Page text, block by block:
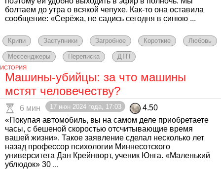
болтаем до утра о всякой чепухе. Как-то она оставила
сообщение: «Серёжа, не садись сегодня в синюю ...
Крипи Заступники Загробное Короткие Любовь
Мессенджеры Переписка ДТП
ИСТОРИЯ
Машины-убийцы: за что машины
мстят человечеству?
6 мин 17 июн 2024 года, 17:03
4.50
«Покупая автомобиль, вы на самом деле приобретаете
часы, с бешеной скоростью отсчитывающие время
вашей жизни». Такое заявление сделал несколько лет
назад профессор психологии Миннесотского
университета Дан Крейнворт, ученик Юнга. «Маленький
ублюдок» 30 ...